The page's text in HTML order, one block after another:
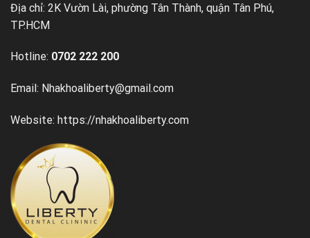
Địa chỉ: 2K Vườn Lài, phường Tân Thành, quận Tân Phú,
TP.HCM
Hotline: 0702 222 200
Email: Nhakhoaliberty@gmail.com
Website: https://nhakhoaliberty.com